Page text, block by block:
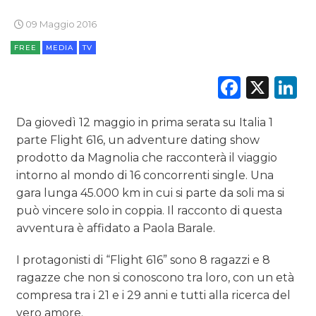
RADIO / AUDIO
DATI
RICERCHE
NORMATIVE
09 Maggio 2016
FREE MEDIA TV
X
Da giovedì 12 maggio in prima serata su Italia 1
parte Flight 616, un adventure dating show
prodotto da Magnolia che racconterà il viaggio
intorno al mondo di 16 concorrenti single. Una
gara lunga 45.000 km in cui si parte da soli ma si
può vincere solo in coppia. Il racconto di questa
avventura è affidato a Paola Barale.
I protagonisti di “Flight 616” sono 8 ragazzi e 8
ragazze che non si conoscono tra loro, con un età
compresa tra i 21 e i 29 anni e tutti alla ricerca del
vero amore.